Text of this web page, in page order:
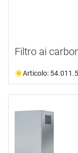
Filtro ai
Articolo: